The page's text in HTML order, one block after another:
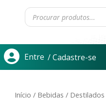
Entre / Cadastre-se
Início / Bebidas / Destilados